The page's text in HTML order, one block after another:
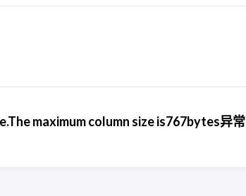
maximum column size is767bytes异常